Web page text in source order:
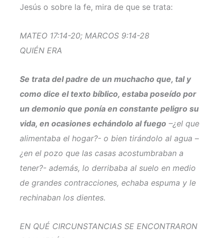
Jesús o sobre la fe, mira de que se trata:
MATEO 17:14-20; MARCOS 9:14-28
QUIÉN ERA
Se trata del padre de un muchacho que, tal y
como dice el texto bíblico, estaba poseído por
un demonio que ponía en constante peligro su
vida, en ocasiones echándolo al fuego –¿el que
alimentaba el hogar?- o bien tirándolo al agua –
¿en el pozo que las casas acostumbraban a
tener?- además, lo derribaba al suelo en medio
de grandes contracciones, echaba espuma y le
rechinaban los dientes.
EN QUÉ CIRCUNSTANCIAS SE ENCONTRARON